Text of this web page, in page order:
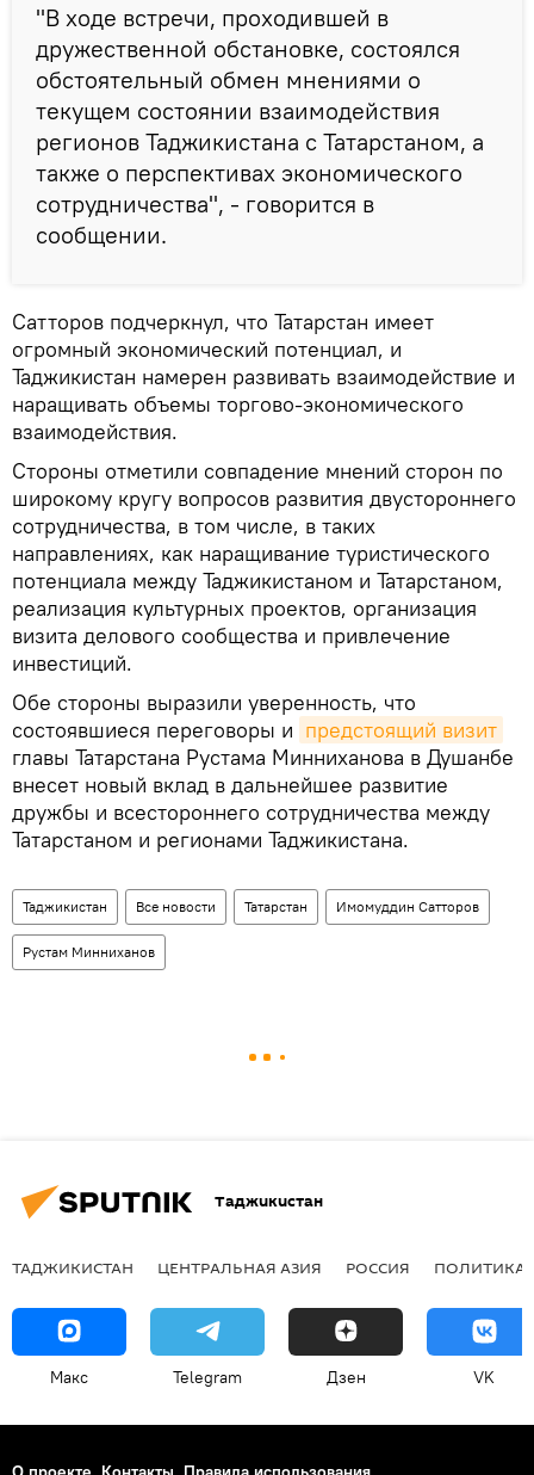
"В ходе встречи, проходившей в
дружественной обстановке, состоялся
обстоятельный обмен мнениями о
текущем состоянии взаимодействия
регионов Таджикистана с Татарстаном, а
также о перспективах экономического
сотрудничества", - говорится в
сообщении.
Сатторов подчеркнул, что Татарстан имеет
огромный экономический потенциал, и
Таджикистан намерен развивать взаимодействие и
наращивать объемы торгово-экономического
взаимодействия.
Стороны отметили совпадение мнений сторон по
широкому кругу вопросов развития двустороннего
сотрудничества, в том числе, в таких
направлениях, как наращивание туристического
потенциала между Таджикистаном и Татарстаном,
реализация культурных проектов, организация
визита делового сообщества и привлечение
инвестиций.
Обе стороны выразили уверенность, что
состоявшиеся переговоры и предстоящий визит
главы Татарстана Рустама Минниханова в Душанбе
внесет новый вклад в дальнейшее развитие
дружбы и всестороннего сотрудничества между
Татарстаном и регионами Таджикистана.
Таджикистан Все новости Татарстан Имомуддин Сатторов
Рустам Минниханов
Таджикистан
ТАДЖИКИСТАН ЦЕНТРАЛЬНАЯ АЗИЯ РОССИЯ ПОЛИТИКА
Макс Telegram Дзен VK